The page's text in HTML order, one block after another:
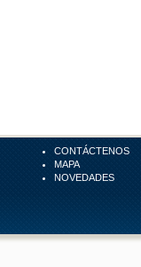
CONTÁCTENOS
MAPA
NOVEDADES